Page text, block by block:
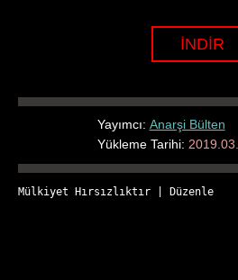
İNDİR
Yayımcı: Anarşi Bülten
Yükleme Tarihi:
Mülkiyet Hırsızlıktır Düzenle